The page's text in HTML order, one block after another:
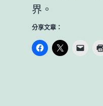
界。
分享文章：